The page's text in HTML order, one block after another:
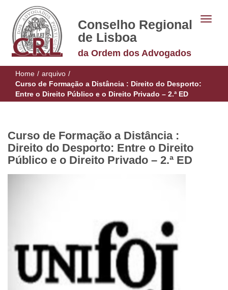
Conselho Regional
de Lisboa
da Ordem dos Advogados
Home / arquivo /
Curso de Formação a Distância : Direito do Desporto:
Entre o Direito Público e o Direito Privado – 2.ª ED
Curso de Formação a Distância :
Direito do Desporto: Entre o Direito
Público e o Direito Privado – 2.ª ED